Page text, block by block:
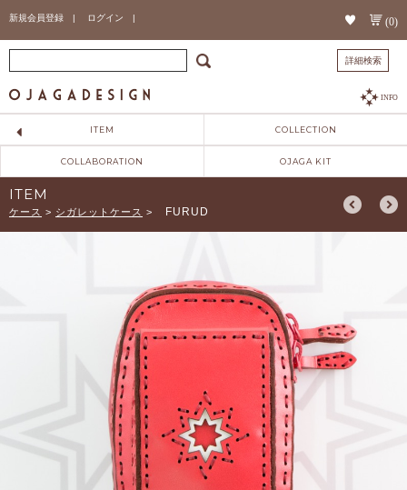
新規会員登録 | ログイン | (0)
詳細検索
INFO
ITEM COLLECTION
COLLABORATION OJAGA KIT
ITEM
ケース > シガレットケース > FURUD